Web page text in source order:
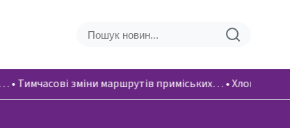
•Тимчасові зміни маршрутів приміських…•Хлопці